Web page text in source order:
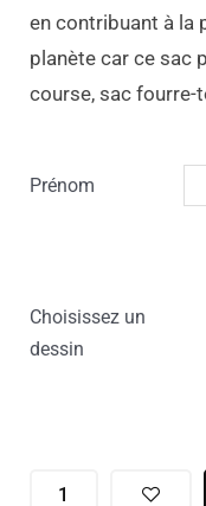
en contribuant à la
planète car ce sac
course, sac fourre-
Prénom
Choisissez un
dessin
de